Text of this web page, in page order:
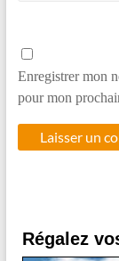
Enregistrer mon
pour mon
Régalez